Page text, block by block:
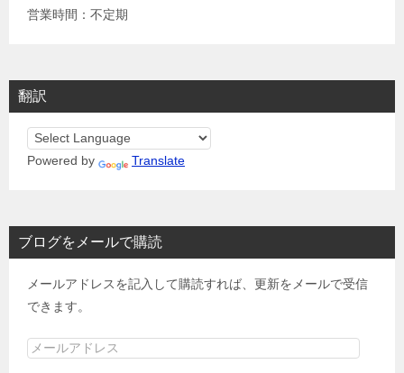
営業時間：不定期
翻訳
Powered by Translate
ブログをメールで購読
メールアドレスを記入して購読すれば、更新をメールで受信
できます。
メ